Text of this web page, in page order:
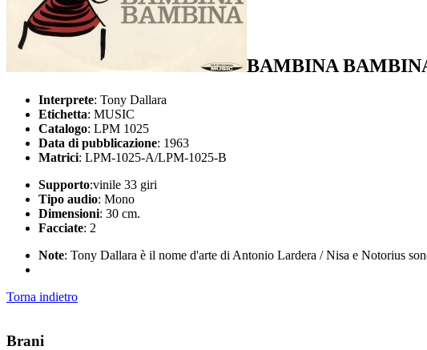
BAMBINA
Interprete: Tony Dallara
Etichetta: MUSIC
Catalogo: LPM 1025
Data di pubblicazione: 1963
Matrici: LPM-1025-A/LPM-1025-B
Supporto:vinile 33 giri
Tipo audio: Mono
Dimensioni: 30 cm.
Facciate: 2
Note: Tony Dallara è il nome d'arte di Antonio Lardera / Nisa e Notorius
Torna indietro
Brani